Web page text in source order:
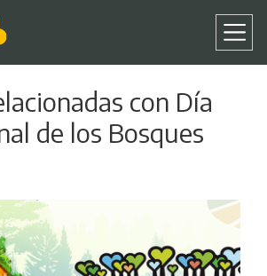
al
contenido
principal
con Día
de los Bosques